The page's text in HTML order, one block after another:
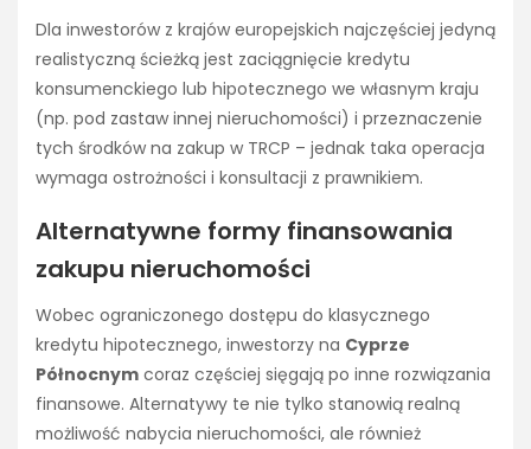
Dla inwestorów z krajów europejskich najczęściej jedyną
realistyczną ścieżką jest zaciągnięcie kredytu
konsumenckiego lub hipotecznego we własnym kraju
(np. pod zastaw innej nieruchomości) i przeznaczenie
tych środków na zakup w TRCP – jednak taka operacja
wymaga ostrożności i konsultacji z prawnikiem.
Alternatywne formy finansowania
zakupu nieruchomości
Wobec ograniczonego dostępu do klasycznego
kredytu hipotecznego, inwestorzy na Cyprze
Północnym coraz częściej sięgają po inne rozwiązania
finansowe. Alternatywy te nie tylko stanowią realną
możliwość nabycia nieruchomości, ale również